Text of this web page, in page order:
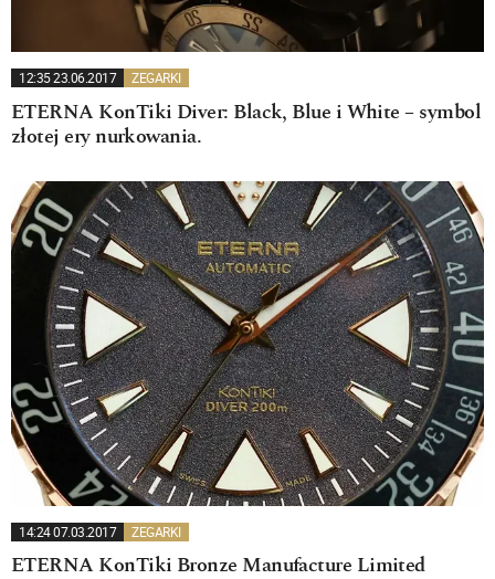
12:35 23.06.2017 ZEGARKI
ETERNA KonTiki Diver: Black, Blue i White – symbol
złotej ery nurkowania.
14:24 07.03.2017 ZEGARKI
ETERNA KonTiki Bronze Manufacture Limited